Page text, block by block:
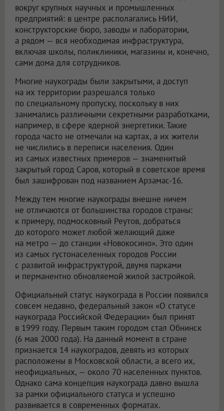
вокруг крупных научных и промышленных
предприятий: в центре располагались НИИ,
конструкторские бюро, заводы и лаборатории,
а рядом — вся необходимая инфраструктура,
включая школы, поликлиники, магазины и, конечно,
сами дома для сотрудников.
Многие наукограды были закрытыми, а доступ
на их территории разрешался только
по специальному пропуску, поскольку в них
занимались различными секретными разработками,
например, в сфере ядерной энергетики. Такие
города часто не отмечали на картах, а их жители
не числились в переписи населения. Один
из самых известных примеров — знаменитый
закрытый город Саров, который в советское время
был зашифрован под названием Арзамас-16.
Между тем многие наукограды внешне ничем
не отличаются от большинства городов страны:
к примеру, подмосковный Реутов, добраться
до которого может любой желающий даже
на метро — до станции «Новокосино». Это один
из самых густонаселенных городов России
с развитой инфраструктурой, двумя парками
и перманентно обновляемой жилой застройкой.
Официальный статус наукограда в России появился
совсем недавно, федеральный закон «О статусе
наукограда Российской Федерации» был принят
в 1999 году. Первым таким городом стал Обнинск
(6 мая 2000 года). На данный момент в стране
признается 14 наукоградов, девять из которых
расположены в Московской области, а всего их,
неофициальных, — около 70 населенных пунктов.
Однако сама концепция наукограда давно вышла
за рамки официального статуса и успешно
развивается в современных форматах.